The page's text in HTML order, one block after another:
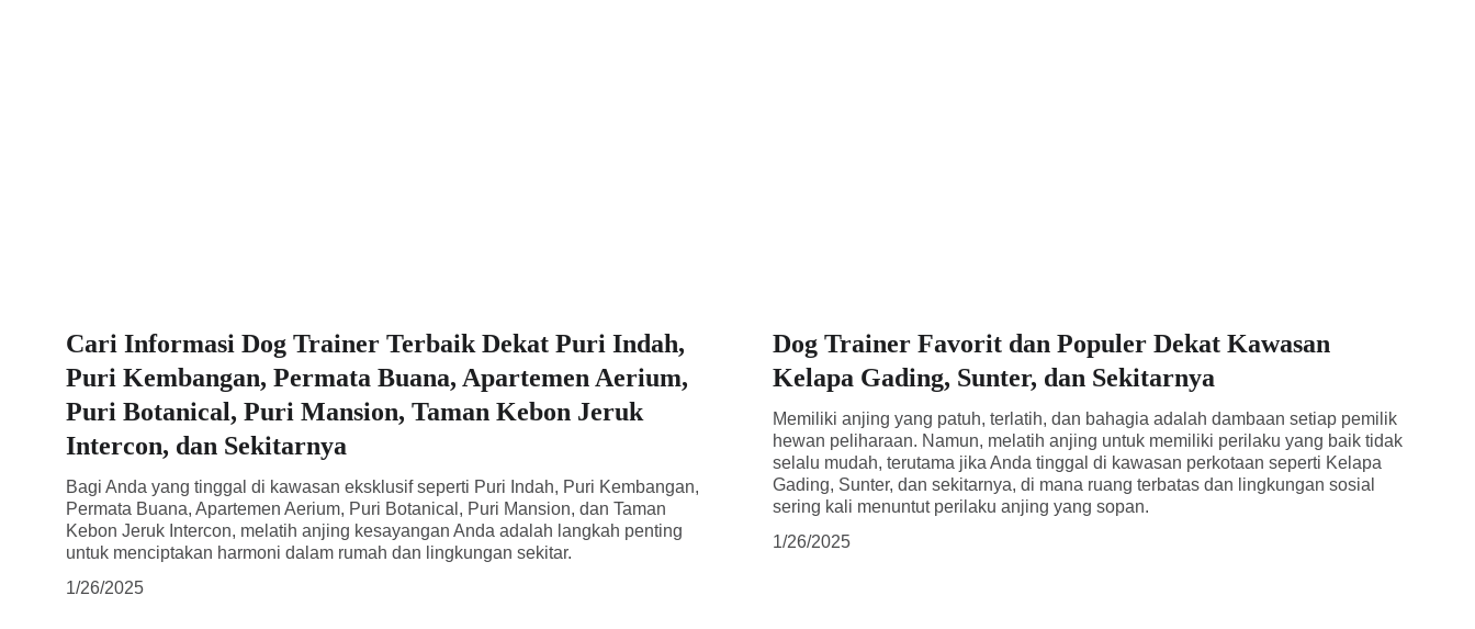
Cari Informasi Dog Trainer Terbaik Dekat Puri Indah,
Puri Kembangan, Permata Buana, Apartemen Aerium,
Puri Botanical, Puri Mansion, Taman Kebon Jeruk
Intercon, dan Sekitarnya
Bagi Anda yang tinggal di kawasan eksklusif seperti Puri Indah, Puri Kembangan,
Permata Buana, Apartemen Aerium, Puri Botanical, Puri Mansion, dan Taman
Kebon Jeruk Intercon, melatih anjing kesayangan Anda adalah langkah penting
untuk menciptakan harmoni dalam rumah dan lingkungan sekitar.
1/26/2025
Dog Trainer Favorit dan Populer Dekat Kawasan
Kelapa Gading, Sunter, dan Sekitarnya
Memiliki anjing yang patuh, terlatih, dan bahagia adalah dambaan setiap pemilik
hewan peliharaan. Namun, melatih anjing untuk memiliki perilaku yang baik tidak
selalu mudah, terutama jika Anda tinggal di kawasan perkotaan seperti Kelapa
Gading, Sunter, dan sekitarnya, di mana ruang terbatas dan lingkungan sosial
sering kali menuntut perilaku anjing yang sopan.
1/26/2025